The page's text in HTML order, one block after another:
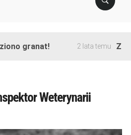
granat! 2 lata temu
Weterynarii